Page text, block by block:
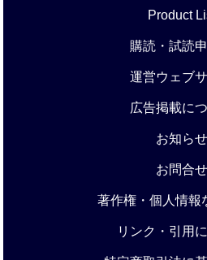
Product
購読・試読
運営ウェブ
広告掲載に
お知らせ
お問合せ
著作権・個人情報
リンク・引用